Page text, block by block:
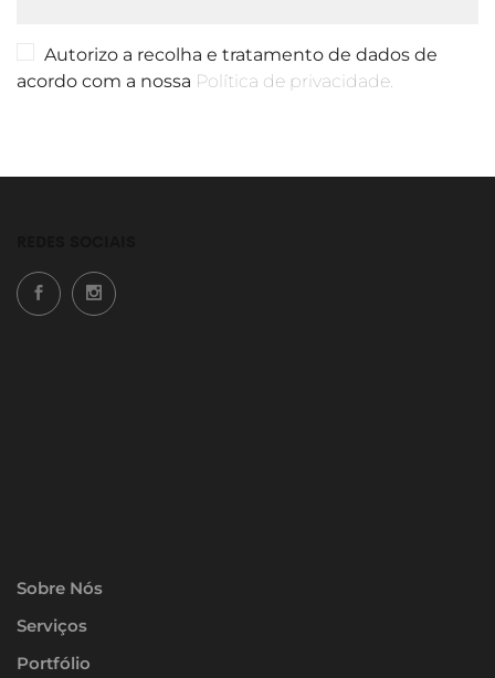
Autorizo a recolha e tratamento de dados de
acordo com a nossa Política de privacidade.
Sobre Nós
Serviços
Portfólio